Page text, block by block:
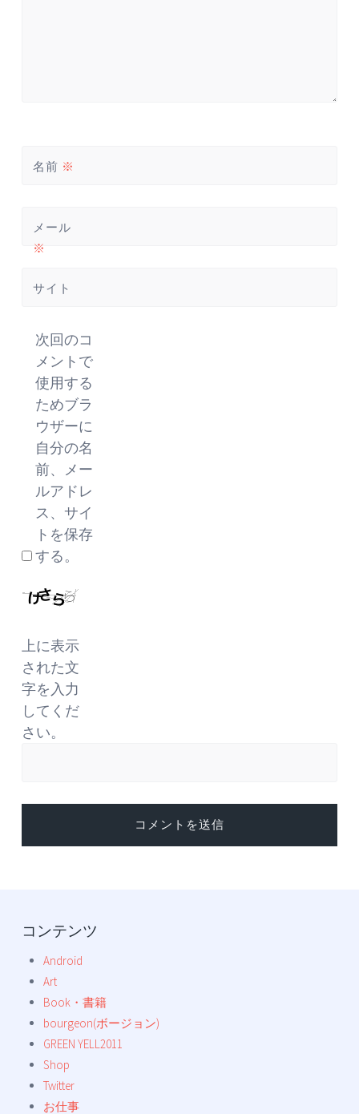
名前 ※
メール
※
サイト
次回のコ
メントで
使用する
ためブラ
ウザーに
自分の名
前、メー
ルアドレ
ス、サイ
トを保存
する。
上に表示
された文
字を入力
してくだ
さい。
コンテンツ
Android
Art
Book・書籍
bourgeon(ボージョン)
GREEN YELL2011
Shop
Twitter
お仕事